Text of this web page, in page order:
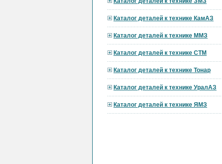
Каталог деталей к технике КамАЗ
Каталог деталей к технике ММЗ
Каталог деталей к технике СТМ
Каталог деталей к технике Тонар
Каталог деталей к технике УралАЗ
Каталог деталей к технике ЯМЗ